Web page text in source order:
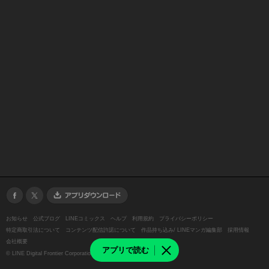
アプリで読む
お知らせ 公式ブログ LINEコミックス ヘルプ 利用規約
プライバシーポリシー
特定商取引法について
コンテンツ配信許諾について 作品持ち込み/ LINEマンガ編集部
採用情報
会社概要
© LINE Digital Frontier Corporation